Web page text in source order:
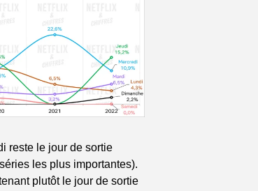
reste le jour de sortie
les plus importantes).
plutôt le jour de sortie